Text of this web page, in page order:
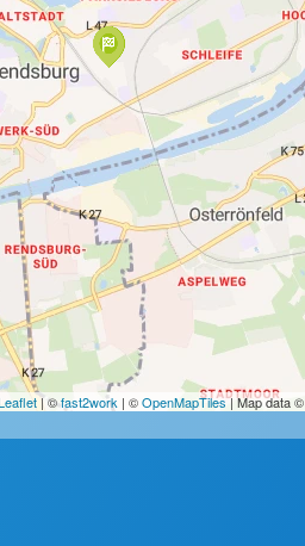
| ©fast2work | ©OpenMapTiles| Map data ©